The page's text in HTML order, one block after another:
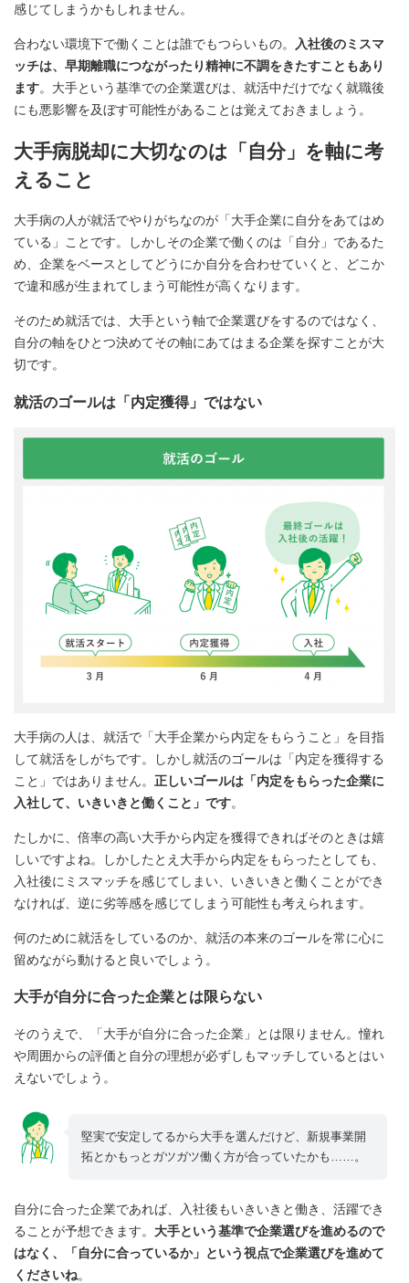
感じてしまうかもしれません。
合わない環境下で働くことは誰でもつらいもの。 入社後のミスマ
ッチは、早期離職につながったり精神に不調をきたすこともあり
ます。大手という基準での企業選びは、就活中だけでなく就職後
にも悪影響を及ぼす可能性があることは覚えておきましょう。
大手病脱却に大切なのは「自分」を軸に考
えること
大手病の人が就活でやりがちなのが「大手企業に自分をあてはめ
ている」ことです。しかしその企業で働くのは「自分」であるた
め、企業をベースとしてどうにか自分を合わせていくと、どこか
で違和感が生まれてしまう可能性が高くなります。
そのため就活では、大手という軸で企業選びをするのではなく、
自分の軸をひとつ決めてその軸にあてはまる企業を探すことが大
切です。
就活のゴールは「内定獲得」ではない
大手病の人は、就活で「大手企業から内定をもらうこと」を目指
して就活をしがちです。しかし就活のゴールは「内定を獲得する
こと」ではありません。 正しいゴールは「内定をもらった企業に
入社して、いきいきと働くこと」です。
たしかに、倍率の高い大手から内定を獲得できればそのときは嬉
しいですよね。しかしたとえ大手から内定をもらったとしても、
入社後にミスマッチを感じてしまい、いきいきと働くことができ
なければ、逆に劣等感を感じてしまう可能性も考えられます。
何のために就活をしているのか、就活の本来のゴールを常に心に
留めながら動けると良いでしょう。
大手が自分に合った企業とは限らない
そのうえで、「大手が自分に合った企業」とは限りません。憧れ
や周囲からの評価と自分の理想が必ずしもマッチしているとはい
えないでしょう。
堅実で安定してるから大手を選んだけど、新規事業開
拓とかもっとガツガツ働く方が合っていたかも……。
自分に合った企業であれば、入社後もいきいきと働き、活躍でき
ることが予想できます。 大手という基準で企業選びを進めるので
はなく、「自分に合っているか」という視点で企業選びを進めて
くださいね。